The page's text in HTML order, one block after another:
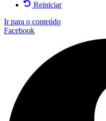
Reiniciar
Ir para o conteúdo
Facebook